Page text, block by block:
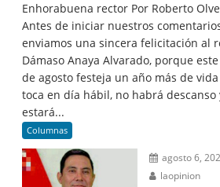
Enhorabuena rector Por Roberto
Antes de iniciar nuestros
enviamos una sincera felicitación al
Dámaso Anaya Alvarado, porque
de agosto festeja un año más de
toca en día hábil, no habrá descanso
estará...
Columnas
agosto 6,
laopinion